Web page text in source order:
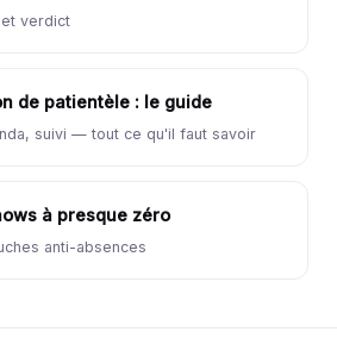
verdict
de patientèle : le guide
suivi — tout ce qu'il faut savoir
à presque zéro
anti-absences